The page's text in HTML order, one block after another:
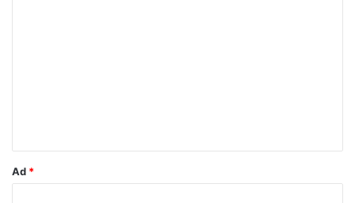
Ad *